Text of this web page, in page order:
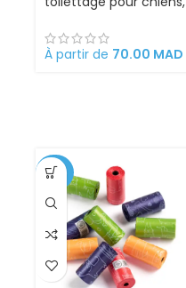
chevaux, 18 x 12 x 7 cm
rétractable, facile à
À partir de 70.00 MAD
-56%